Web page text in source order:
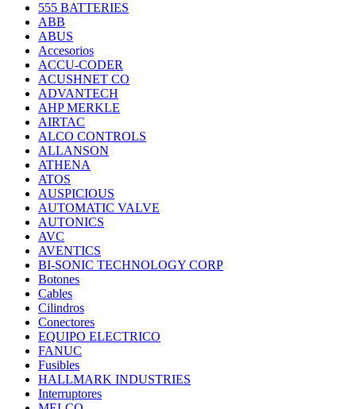
555 BATTERIES
ABB
ABUS
Accesorios
ACCU-CODER
ACUSHNET CO
ADVANTECH
AHP MERKLE
AIRTAC
ALCO CONTROLS
ALLANSON
ATHENA
ATOS
AUSPICIOUS
AUTOMATIC VALVE
AUTONICS
AVC
AVENTICS
BI-SONIC TECHNOLOGY CORP
Botones
Cables
Cilindros
Conectores
EQUIPO ELECTRICO
FANUC
Fusibles
HALLMARK INDUSTRIES
Interruptores